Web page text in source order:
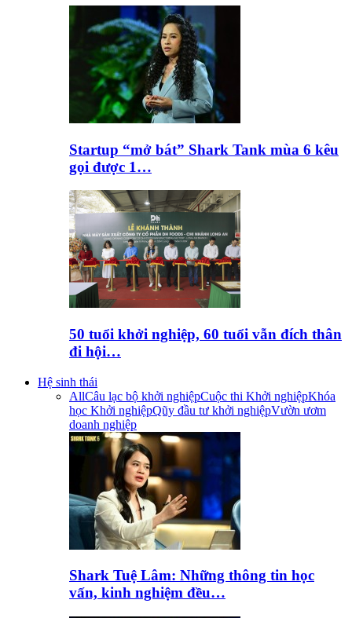
Startup “mở bát” Shark Tank mùa 6 kêu
gọi được 1…
50 tuổi khởi nghiệp, 60 tuổi vẫn đích thân
đi hội…
Hệ sinh thái
AllCâu lạc bộ khởi nghiệpCuộc thi Khởi nghiệpKhóa
học Khởi nghiệpQũy đầu tư khởi nghiệpVườn ươm
doanh nghiệp
Shark Tuệ Lâm: Những thông tin học
vấn, kinh nghiệm đều…